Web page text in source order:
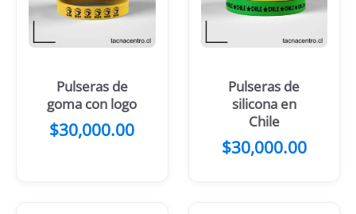
Pulseras de
goma con logo
$30,000.00
Pulseras de
silicona en
Chile
$30,000.00